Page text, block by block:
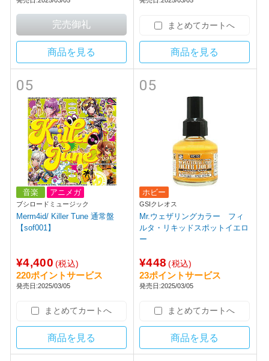
商品を見る
まとめてカートへ
商品を見る
05
音楽 アニメガ
ブシロードミュージック
Merm4id/ Killer Tune 通常盤
【sof001】
¥4,400 (税込)
220ポイントサービス
発売日:2025/03/05
まとめてカートへ
商品を見る
05
ホビー
GSIクレオス
Mr.ウェザリングカラー フィ
ルタ・リキッドスポットイエロ
ー
¥448 (税込)
23ポイントサービス
発売日:2025/03/05
まとめてカートへ
商品を見る